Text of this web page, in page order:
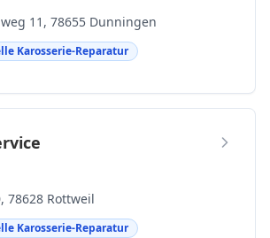
11, 78655 Dunningen
Karosserie-Reparatur
78628 Rottweil
Karosserie-Reparatur